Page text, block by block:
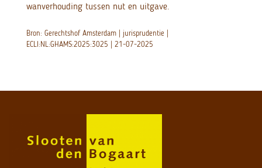
wanverhouding tussen nut en uitgave.
Bron: Gerechtshof Amsterdam | jurisprudentie |
ECLI:NL:GHAMS:2025:3025 | 21-07-2025